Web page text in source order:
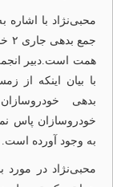
محبی‌‌‌نژاد با
همت است.دبیر
بدهی
خودروسازان پاس
به وجود آورده است.
محبی‌نژاد در مورد